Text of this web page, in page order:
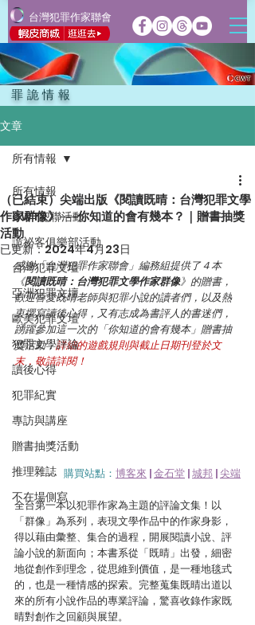
台灣犯罪作家聯會
罪詭情報
文章
所有情報
CWT犯聯活動
詭祕客俱樂部活動
台灣犯罪文壇
亞洲犯罪文壇
歐美犯罪文壇
犯罪文學評論
讀後心得
犯罪紀實
專訪與講座
贈書抽獎活動
推理雜誌
不在場側寫
所有情報
（已結束）尖端出版《閱讀既晴：台灣犯罪文學
作家群像》──你知道的會有幾本？｜贈書抽獎
活動
已更新：2024年4月23日
感謝「台灣犯罪作家聯會」編務組提供了４本
《閱讀既晴：台灣犯罪文學作家群像》的贈書，
歡迎喜愛既晴老師與犯罪小說的讀者們，以及熱
衷撰寫讀後心得，又有志成為書評人的書迷們，
踴躍參加這一次的「你知道的會有幾本」贈書抽
獎活動，詳細的遊戲規則與截止日期刊登於文
末，敬請詳閱！
購買站點： 博客來 | 金石堂 | 城邦 | 尖端
全台第一本以犯罪作家為主題的評論文集！以
「群像」為系列，表現文學作品中的作家身影，
得以藉由彙整、集合的過程，開展閱讀小說、評
論小說的新面向；本書系從「既晴」出發，細密
地從創作到理念，從思維到價值，是一種地毯式
的，也是一種情感的探索。完整蒐集既晴出道以
來的所有小說作品的專業評論，驚喜收錄作家既
晴對創作之回顧與展望。